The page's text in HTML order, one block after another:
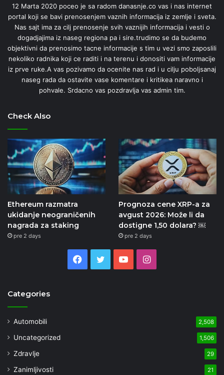
12 Marta 2020 poceo je sa radom danasnje.co vas i nas internet
portal koji se bavi prenosenjem vaznih informacija iz zemlje i sveta.
Nas sajt ima za cilj prenosenje svih vaznijih informacija i vesti o
dogadjajima iz naseg regiona pa i sire.trudimo se da budemo
objektivni da prenosimo tacne informacije s tim u vezi smo zaposlili
nekoliko radnika koji ce raditi i na terenu i donositi vam informacije
iz prve ruke.A vas pozivamo da ocenite nas rad i u cilju poboljsanaj
naseg rada da ostavite vase komentare i kritikea naravno i
pohvale. Srdacno vas pozdravlja vas admin tim.
Check Also
Ethereum razmatra
ukidanje neograničenih
nagrada za staking
pre 2 days
Prognoza cene XRP-a za
avgust 2026: Može li da
dostigne 1,50 dolara? ￼
pre 2 days
Facebook
TwitterYouTubeInstagram
Categories
Automobili 2,508
Uncategorized 1,506
Zdravlje 29
Zanimljivosti 21